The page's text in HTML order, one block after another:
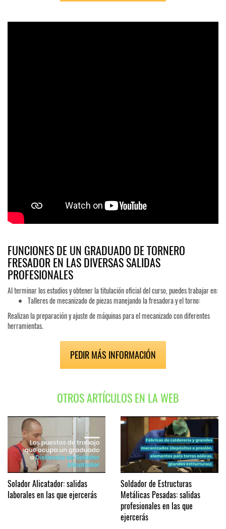
FUNCIONES DE UN GRADUADO DE TORNERO
FRESADOR EN LAS DIVERSAS SALIDAS
PROFESIONALES
Al terminar los estudios y obtener la titulación oficial del curso, puedes trabajar en:
Talleres de mecanizado de piezas manejando la fresadora y el torno:
Realizan la preparación y ajuste de máquinas para el mecanizado con diferentes
herramientas.
PEDIR MÁS INFORMACIÓN
OTROS ARTÍCULOS EN LA WEB
Solador Alicatador: salidas
laborales en las que ejercerás
Soldador de Estructuras
Metálicas Pesadas: salidas
profesionales en las que
ejercerás